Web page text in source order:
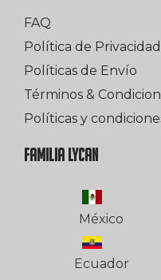
FAQ
Política de Privacidad
Políticas de Envío
Términos &
Políticas y
FAMILIA LYCAN
México
Ecuador